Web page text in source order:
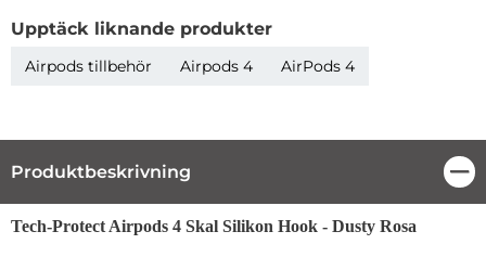
Upptäck liknande produkter
Airpods tillbehör Airpods 4 AirPods 4
Produktbeskrivning
Produktbeskrivning
Tech-Protect Airpods 4 Skal Silikon Hook - Dusty Rosa